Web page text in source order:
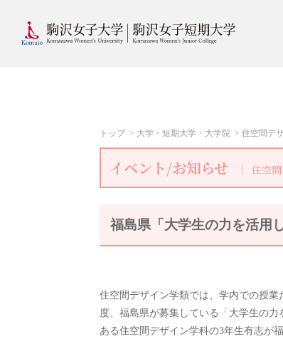
トップ 大学・短期大学・大学院 住空間デ
イベント/お知らせ 住空
福島県「大学生の力を活用
住空間デザイン学類では、学内での授
度、福島県が募集している「大学生の
ある住空間デザイン学科の3年生有志が